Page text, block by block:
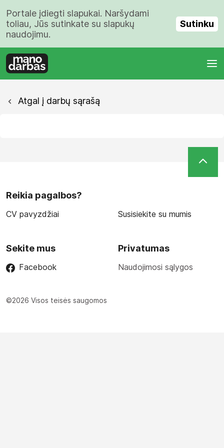
Portale įdiegti slapukai. Naršydami
toliau, Jūs sutinkate su slapukų
naudojimu.
Sutinku
Atgal į darbų sąrašą
Reikia pagalbos?
CV pavyzdžiai Susisiekite su mumis
Sekite mus
Facebook
Privatumas
Naudojimosi sąlygos
©2026 Visos teisės saugomos